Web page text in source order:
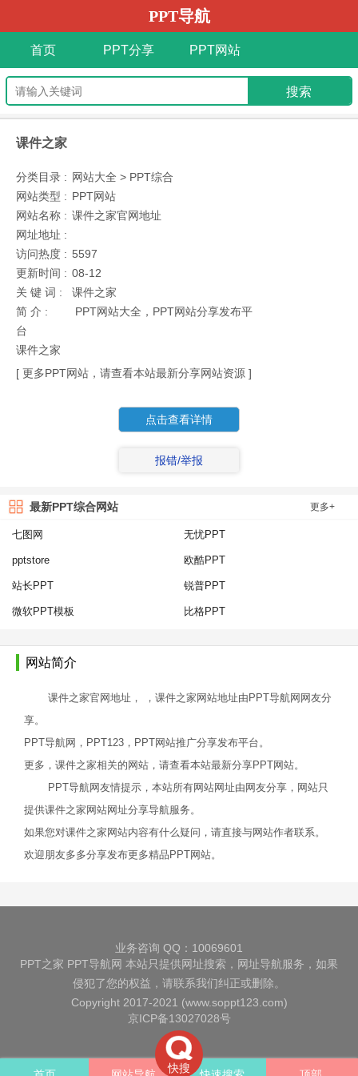
PPT导航
首页 PPT分享 PPT网站
课件之家
分类目录 : 网站大全 > PPT综合
网站类型 : PPT网站
网站名称 : 课件之家官网地址
网址地址 :
访问热度 : 5597
更新时间 : 08-12
关 键 词 :
课件之家
简 介 :
PPT网站大全，PPT网站分享发布平
台
课件之家
[ 更多PPT网站，请查看本站最新分享网站资源 ]
点击查看详情
报错/举报
最新PPT综合网站 更多+
七图网 无忧PPT
pptstore 欧酷PPT
站长PPT 锐普PPT
微软PPT模板 比格PPT
网站简介
课件之家官网地址， ，课件之家网站地址由PPT导航网网友分
享。
PPT导航网，PPT123，PPT网站推广分享发布平台。
更多，课件之家相关的网站，请查看本站最新分享PPT网站。
PPT导航网友情提示，本站所有网站网址由网友分享，网站只
提供课件之家网站网址分享导航服务。
如果您对课件之家网站内容有什么疑问，请直接与网站作者联系。
欢迎朋友多多分享发布更多精品PPT网站。
快搜
业务咨询 QQ：10069601
PPT之家 PPT导航网 本站只提供网址搜索，网址导航服务，如果
侵犯了您的权益，请联系我们纠正或删除。
Copyright 2017-2021 (www.soppt123.com)
京ICP备13027028号